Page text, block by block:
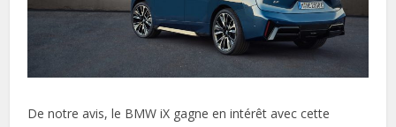
De notre avis, le BMW iX gagne en intérêt avec cette